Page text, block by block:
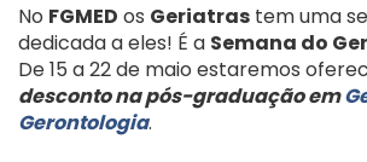
No FGMED os Geriatras tem uma
dedicada a eles! É a Semana do
De 15 a 22 de maio estaremos
desconto na pós-graduação em
Gerontologia.